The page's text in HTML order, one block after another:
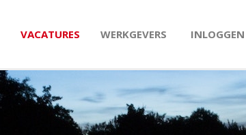
VACATURES WERKGEVERS INLOGGEN